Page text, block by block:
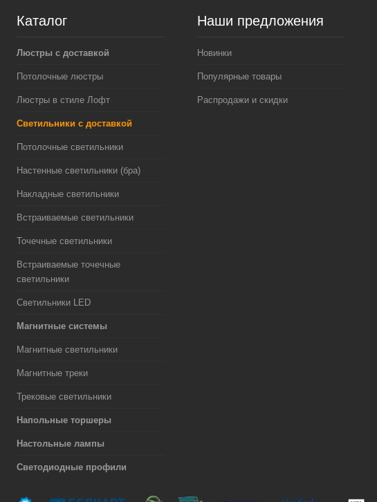
Каталог
Люстры с доставкой
Потолочные люстры
Люстры в стиле Лофт
Светильники с доставкой
Потолочные светильники
Настенные светильники (бра)
Накладные светильники
Встраиваемые светильники
Точечные светильники
Встраиваемые точечные
светильники
Светильники LED
Магнитные системы
Магнитные светильники
Магнитные треки
Трековые светильники
Напольные торшеры
Настольные лампы
Светодиодные профили
Наши предложения
Новинки
Популярные товары
Распродажи и скидки